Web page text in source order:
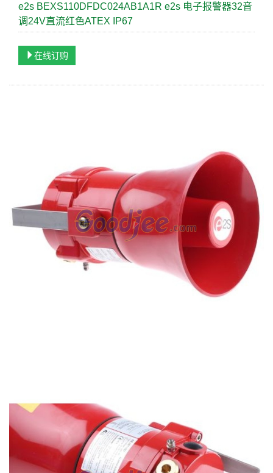
e2s BEXS110DFDC024AB1A1R e2s 电子报警器32音
调24V直流红色ATEX IP67
在线订购